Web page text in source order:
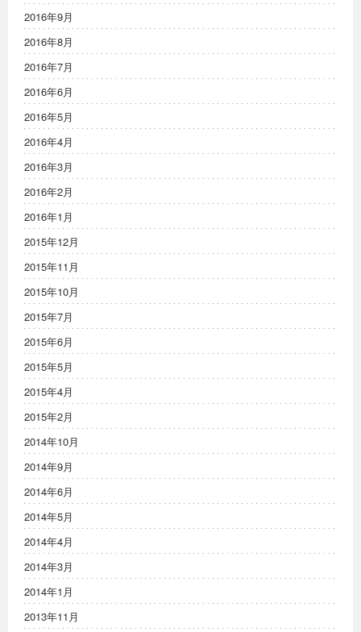
2016年9月
2016年8月
2016年7月
2016年6月
2016年5月
2016年4月
2016年3月
2016年2月
2016年1月
2015年12月
2015年11月
2015年10月
2015年7月
2015年6月
2015年5月
2015年4月
2015年2月
2014年10月
2014年9月
2014年6月
2014年5月
2014年4月
2014年3月
2014年1月
2013年11月